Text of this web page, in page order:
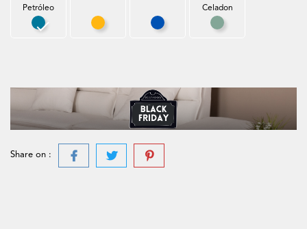
Petróleo
Azul Petróleo Mostarda Azul Oceano
Celadon
Verde Celadon
Share on :